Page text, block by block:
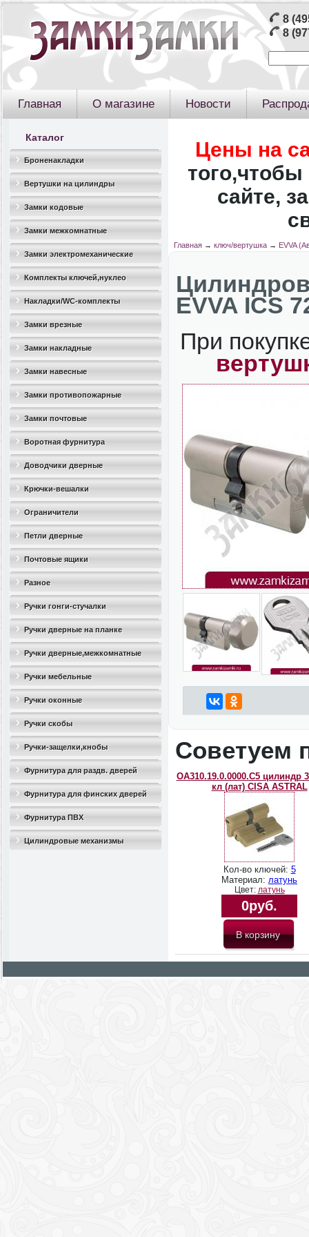
8
8
Главная О магазине Новости
Каталог
Броненакладки
Вертушки на цилиндры
Замки кодовые
Замки межкомнатные
Замки электромеханические
Комплекты ключей,нуклео
Накладки/WC-комплекты
Замки врезные
Замки накладные
Замки навесные
Замки противопожарные
Замки почтовые
Воротная фурнитура
Доводчики дверные
Крючки-вешалки
Ограничители
дверные(стопоры)
Петли дверные
Почтовые ящики
Разное
Ручки гонги-стучалки
Ручки дверные на планке
Ручки дверные,межкомнатные
Ручки мебельные
Ручки оконные
Ручки скобы
Ручки-защелки,кнобы
Фурнитура для раздв. дверей
Фурнитура для финских дверей
Фурнитура ПВХ
Цилиндровые механизмы
Цены на
того,чтобы
сайте,
Главная→ ключ/вертушка→ EVVA
EVVA ICS
При
Советуем
OA310.19.0.0000.C5 цилиндр
кл (лат) CISA ASTRAL
Кол-во ключей: 5
Материал: латунь
Цвет: латунь
0руб.